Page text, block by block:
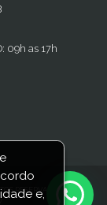
09h as 17h
RESERVADOS GRILLO
e,